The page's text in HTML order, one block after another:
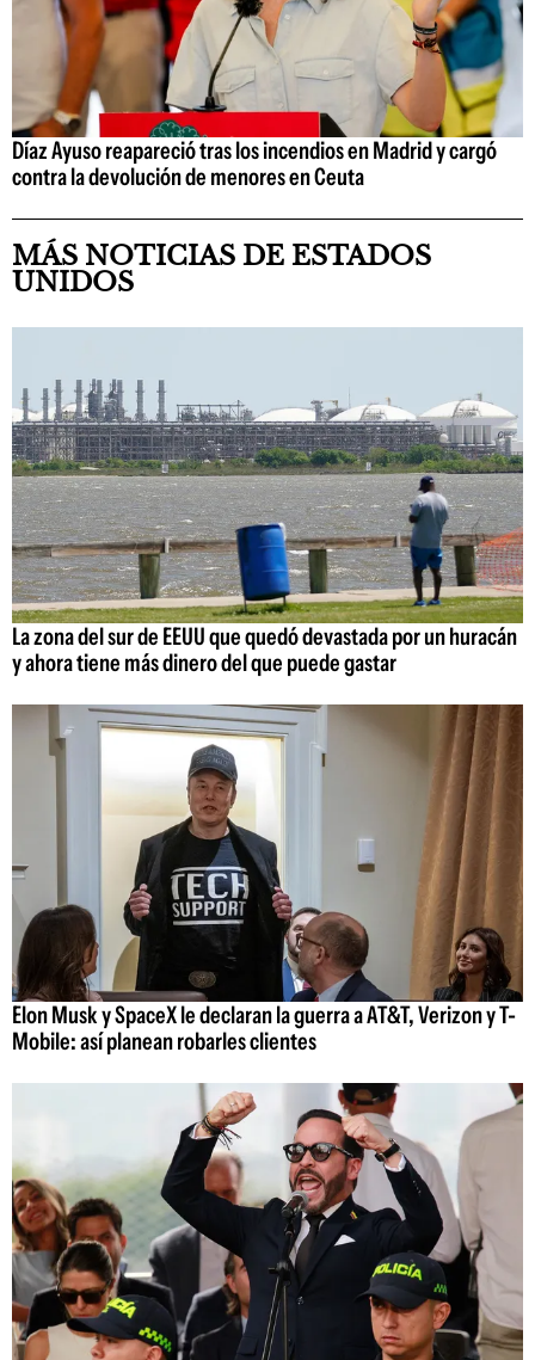
Díaz Ayuso reapareció tras los incendios en Madrid y cargó
contra la devolución de menores en Ceuta
MÁS NOTICIAS DE ESTADOS
UNIDOS
La zona del sur de EEUU que quedó devastada por un huracán
y ahora tiene más dinero del que puede gastar
Elon Musk y SpaceX le declaran la guerra a AT&T, Verizon y T-
Mobile: así planean robarles clientes